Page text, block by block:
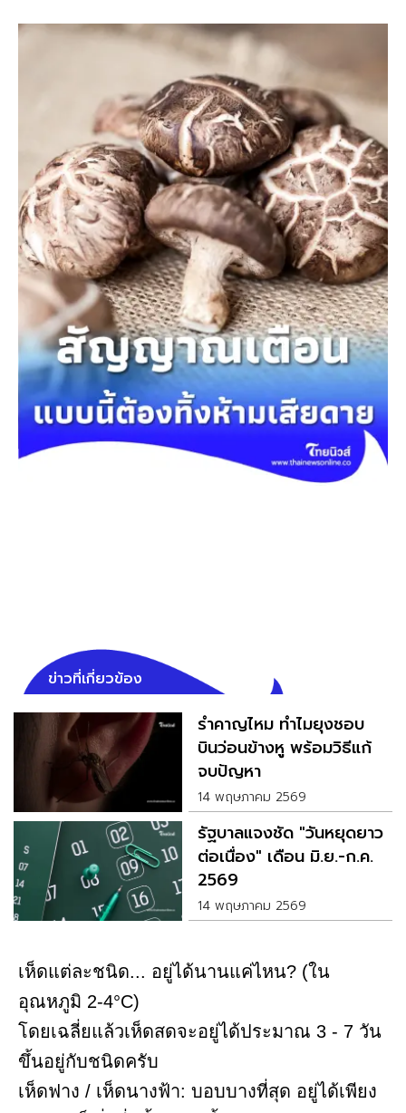
ข่าวที่เกี่ยวข้อง
รำคาญไหม ทำไมยุงชอบ
บินว่อนข้างหู พร้อมวิธีแก้
จบปัญหา
14 พฤษภาคม 2569
รัฐบาลแจงชัด "วันหยุดยาว
ต่อเนื่อง" เดือน มิ.ย.-ก.ค.
2569
14 พฤษภาคม 2569
เห็ดแต่ละชนิด... อยู่ได้นานแค่ไหน? (ใน
อุณหภูมิ 2-4°C)
โดยเฉลี่ยแล้วเห็ดสดจะอยู่ได้ประมาณ 3 - 7 วัน
ขึ้นอยู่กับชนิดครับ
เห็ดฟาง / เห็ดนางฟ้า: บอบบางที่สุด อยู่ได้เพียง